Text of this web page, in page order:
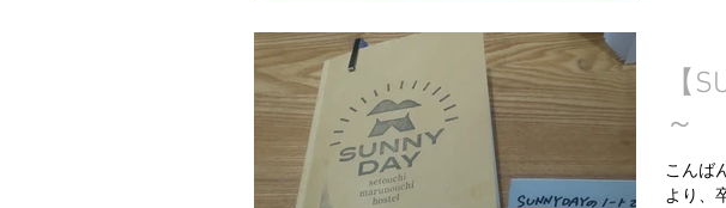
【
～
こんば
より、